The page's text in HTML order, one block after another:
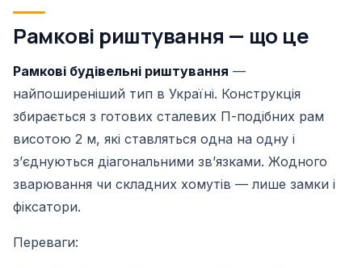
Рамкові риштування — що це
Рамкові будівельні риштування —
найпоширеніший тип в Україні. Конструкція
збирається з готових сталевих П-подібних рам
висотою 2 м, які ставляться одна на одну і
зʼєднуються діагональними звʼязками. Жодного
зварювання чи складних хомутів — лише замки і
фіксатори.
Переваги: